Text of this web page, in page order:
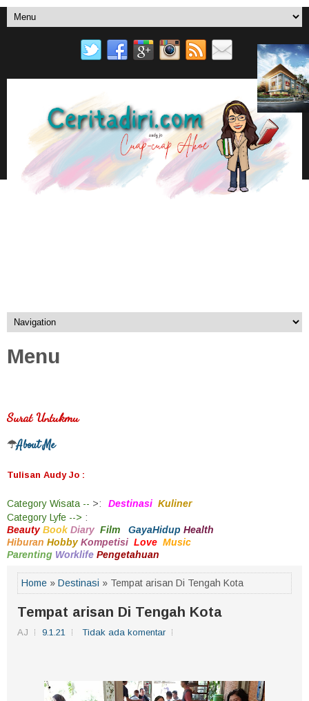
Menu
Surat Untukmu
☂About Me
Tulisan Audy Jo :
Category Wisata -- >: Destinasi Kuliner
Category Lyfe --> :
Beauty Book Diary Film GayaHidup Health
Hiburan Hobby Kompetisi Love Music
Parenting Worklife Pengetahuan
Home » Destinasi » Tempat arisan Di Tengah Kota
Tempat arisan Di Tengah Kota
AJ 9.1.21 Tidak ada komentar